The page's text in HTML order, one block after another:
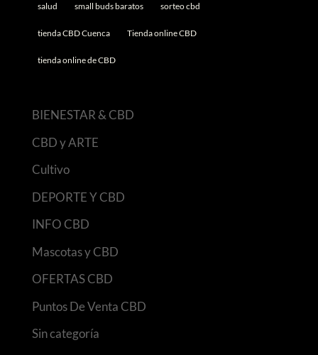
salud small buds baratos sorteo cbd
tienda CBD Cuenca Tienda online CBD
tienda online de CBD
BIENESTAR & CBD
CBD y ARTE
Cultivo
DEPORTE Y CBD
INFO CBD
Mascotas y CBD
OFERTAS CBD
Puntos De Venta CBD
Sin categoría